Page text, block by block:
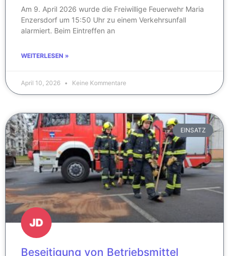
Am 9. April 2026 wurde die Freiwillige Feuerwehr Maria
Enzersdorf um 15:50 Uhr zu einem Verkehrsunfall
alarmiert. Beim Eintreffen an
WEITERLESEN »
April 10, 2026 Keine Kommentare
EINSATZ
Beseitigung von Betriebsmittel